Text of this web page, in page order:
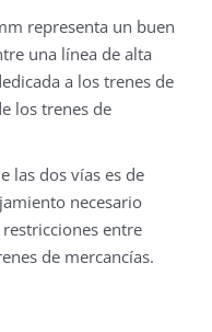
representa un buen
una línea de alta
a los trenes de
los trenes de
las dos vías es de
necesario
entre
de mercancías.